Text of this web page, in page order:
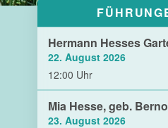
Hermann Hesses
22. August 2026
12:00 Uhr
Mia Hesse, geb.
23. August 2026